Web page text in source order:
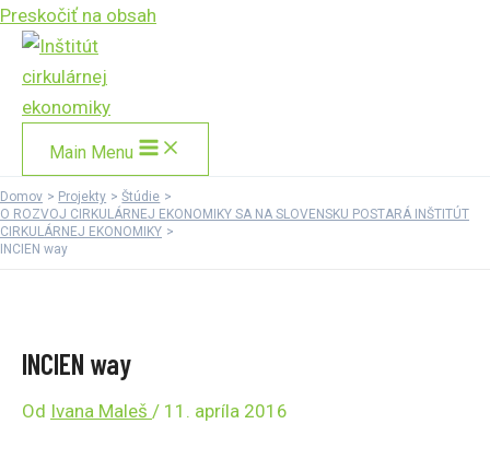
Preskočiť na obsah
Main Menu
Domov Projekty
Štúdie
O ROZVOJ CIRKULÁRNEJ EKONOMIKY SA NA SLOVENSKU POSTARÁ INŠTITÚT
CIRKULÁRNEJ EKONOMIKY
INCIEN way
INCIEN way
Od Ivana Maleš / 11. apríla 2016